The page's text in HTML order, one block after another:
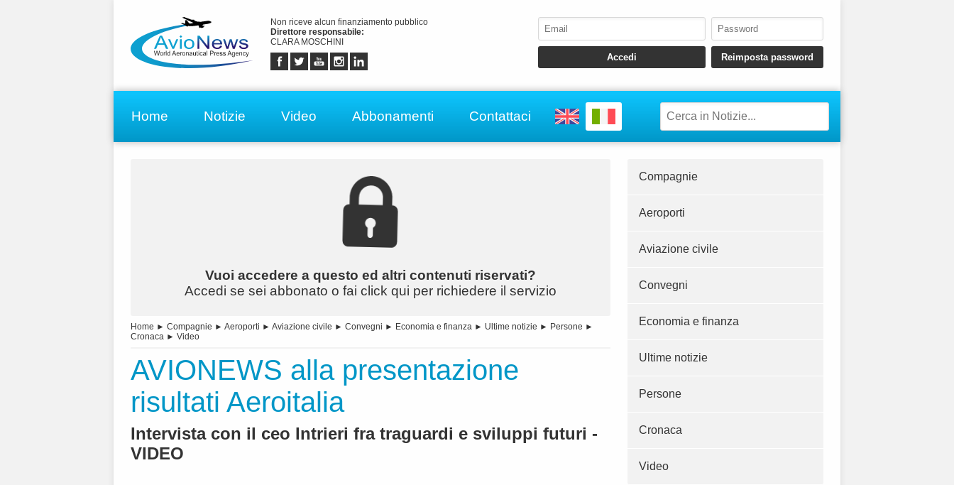
Non riceve alcun finanziamento pubblico
Direttore responsabile:
CLARA MOSCHINI
Home Notizie Video Abbonamenti Contattaci
Vuoi accedere a questo ed altri contenuti riservati?
Accedi se sei abbonato o fai click qui per richiedere il servizio
Home ► Compagnie ► Aeroporti ► Aviazione civile ► Convegni ► Economia e finanza ► Ultime notizie ► Persone ►
Cronaca ► Video
AVIONEWS alla presentazione
risultati Aeroitalia
Intervista con il ceo Intrieri fra traguardi e sviluppi futuri -
VIDEO
Compagnie
Aeroporti
Aviazione civile
Convegni
Economia e finanza
Ultime notizie
Persone
Cronaca
Video